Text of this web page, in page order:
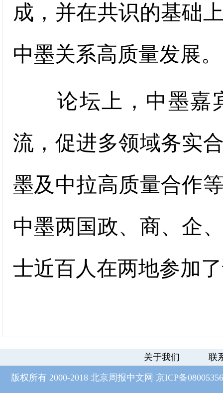
成，并在共识的基础
中墨关系高质量发展。
论坛上，中墨嘉
流，促进多领域务实
墨及中拉高质量合作
中墨两国政、商、企
士近百人在两地参加
关于我们 联
版权所有 2000-2018 北京周报中文网 京ICP备